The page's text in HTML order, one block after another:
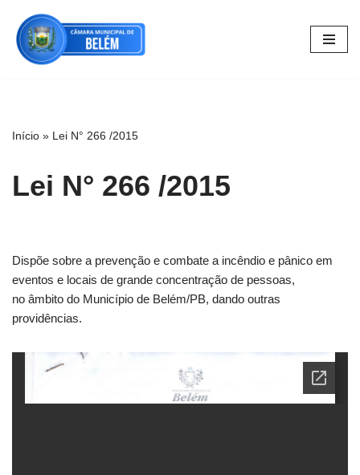
Pular
para
Início » Lei N° 266 /2015
Lei N° 266 /2015
Dispõe sobre a prevenção e combate a incêndio e pânico em
eventos e locais de grande concentração de pessoas,
no âmbito do Município de Belém/PB, dando outras
providências.